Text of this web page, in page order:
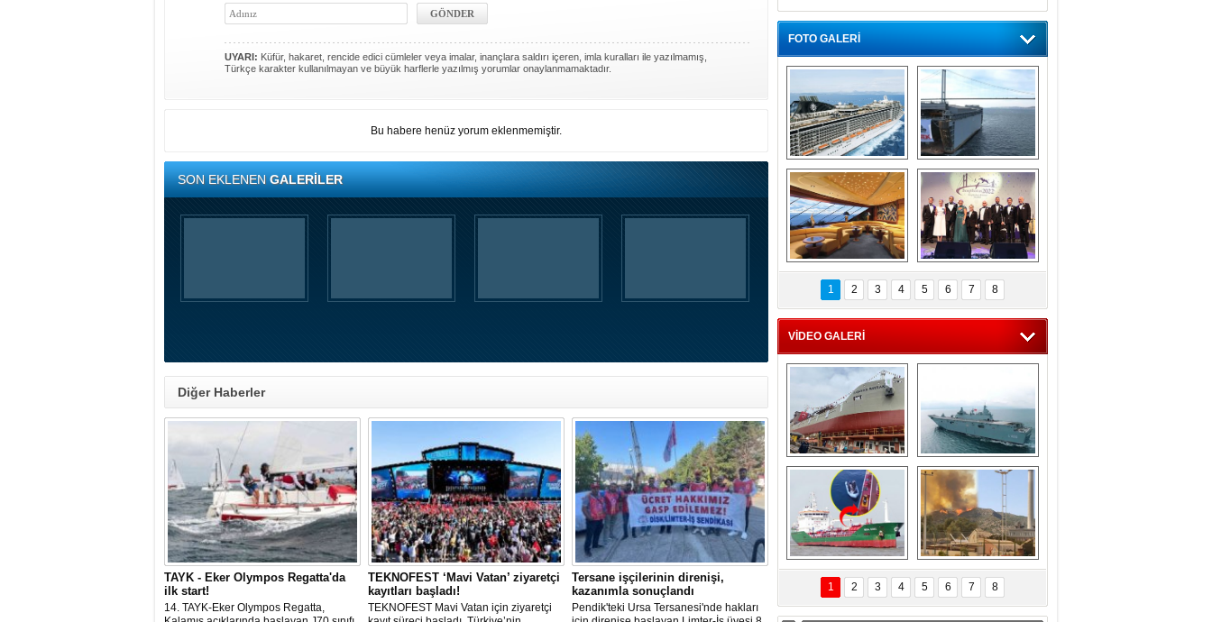
UYARI: Küfür, hakaret, rencide edici cümleler veya imalar, inançlara saldırı içeren, imla kuralları ile yazılmamış,
Türkçe karakter kullanılmayan ve büyük harflerle yazılmış yorumlar onaylanmamaktadır.
Bu habere henüz yorum eklenmemiştir.
SON EKLENENGALERİLER
Diğer Haberler
TAYK - Eker Olympos Regatta'da
ilk start!
14. TAYK-Eker Olympos Regatta,
TEKNOFEST ‘Mavi Vatan’ ziyaretçi
kayıtları başladı!
TEKNOFEST Mavi Vatan için ziyaretçi
Tersane işçilerinin direnişi,
kazanımla sonuçlandı
Pendik'teki Ursa Tersanesi'nde hakları
FOTO GALERİ
“Gemi içinde gemi”
konsepti ile MSC
Splendida
Dünyada tek!
Denizaltı yüzer
havuzu intikal
seyrine başladı
MSC'den 55 milyon
euroluk turizm geliri
müjdesi
5. Bosphorus Ship
Brokers Dinner,
İstanbul’da yapıldı
1 2 3 4 5 6 7 8
VİDEO GALERİ
Çeksan Tersanesi,
Başaran Bayrak
tankerini suya
indirdi
TCG Anadolu,
tersane teknik
seyrini tamamladı
Göçmenlerin
imdadına Türk
sahipli MINA DENIZ
yetişti
Milas’taki yangın
yeniden termik
santrallere doğru
ilerliyor
1 2 3 4 5 6 7 8